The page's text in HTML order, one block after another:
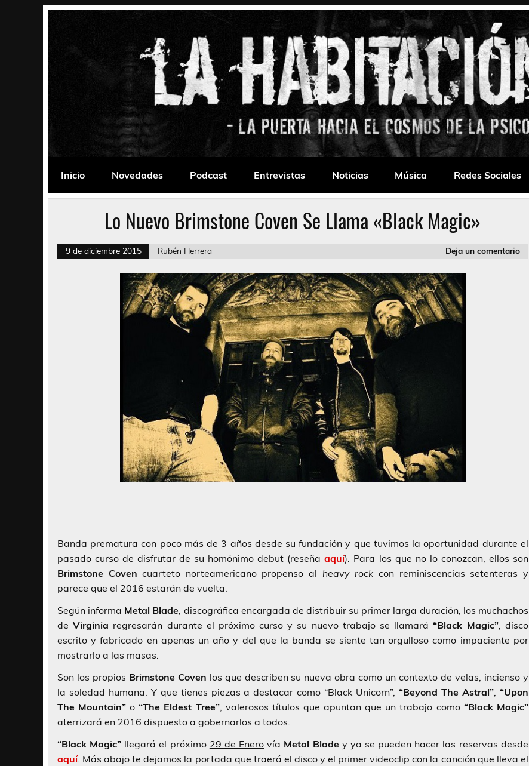
La Habitación 235
Inicio
Novedades Podcast Entrevistas Noticias Música Redes Sociales
Lo Nuevo Brimstone Coven Se Llama «Black Magic»
9 de diciembre 2015 Rubén Herrera Deja un comentario
Banda prematura con poco más de 3 años desde su fundación y que tuvimos la oportunidad durante el
pasado curso de disfrutar de su homónimo debut (reseñaaquí). Para los que no lo conozcan, ellos son
Brimstone Coven cuarteto norteamericano propenso al heavy rock con reminiscencias setenteras y
parece que el 2016 estarán de vuelta.
Según informa Metal Blade, discográfica encargada de distribuir su primer larga duración, los muchachos
deVirginia regresarán durante el próximo curso y su nuevo trabajo se llamará“Black Magic”, disco
escrito y fabricado en apenas un año y del que la banda se siente tan orgulloso como impaciente por
mostrarlo a las masas.
Son los propios Brimstone Coven los que describen su nueva obra como un contexto de velas, incienso y
la soledad humana. Y que tienes piezas a destacar como “Black Unicorn”,“Beyond The Astral”, “Upon
The Mountain”o“The Eldest Tree”, valerosos títulos que apuntan que un trabajo como “Black Magic”
aterrizará en 2016 dispuesto a gobernarlos a todos.
“Black Magic” llegará el próximo 29 de Enero vía Metal Blade y ya se pueden hacer las reservas desde
aquí. Más abajo te dejamos la portada que traerá el disco y el primer videoclip con la canción que lleva el